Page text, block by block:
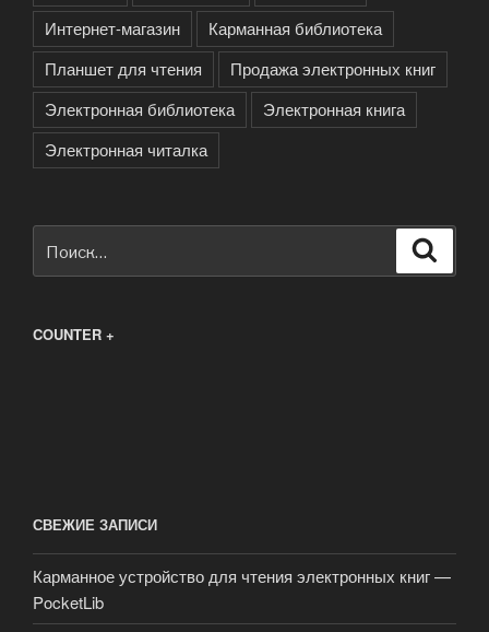
Интернет-магазин
Карманная библиотека
Планшет для чтения
Продажа электронных книг
Электронная библиотека
Электронная книга
Электронная читалка
COUNTER +
СВЕЖИЕ ЗАПИСИ
Карманное устройство для чтения электронных книг —
PocketLib